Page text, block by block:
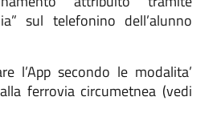
sul telefonino dell’alunno
l’App secondo le modalita’
ferrovia circumetnea (vedi